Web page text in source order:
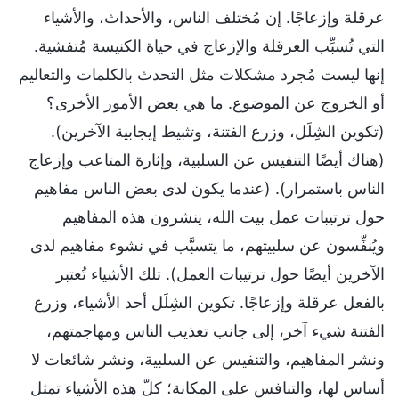
عرقلة وإزعاجًا. إن مُختلف الناس، والأحداث، والأشياء
التي تُسبِّب العرقلة والإزعاج في حياة الكنيسة مُتفشية.
إنها ليست مُجرد مشكلات مثل التحدث بالكلمات والتعاليم
أو الخروج عن الموضوع. ما هي بعض الأمور الأخرى؟
(تكوين الشِلَل، وزرع الفتنة، وتثبيط إيجابية الآخرين).
(هناك أيضًا التنفيس عن السلبية، وإثارة المتاعب وإزعاج
الناس باستمرار). (عندما يكون لدى بعض الناس مفاهيم
حول ترتيبات عمل بيت الله، ينشرون هذه المفاهيم
ويُنفِّسون عن سلبيتهم، ما يتسبَّب في نشوء مفاهيم لدى
الآخرين أيضًا حول ترتيبات العمل). تلك الأشياء تُعتبر
بالفعل عرقلة وإزعاجًا. تكوين الشِلَل أحد الأشياء، وزرع
الفتنة شيء آخر، إلى جانب تعذيب الناس ومهاجمتهم،
ونشر المفاهيم، والتنفيس عن السلبية، ونشر شائعات لا
أساس لها، والتنافس على المكانة؛ كلّ هذه الأشياء تمثل